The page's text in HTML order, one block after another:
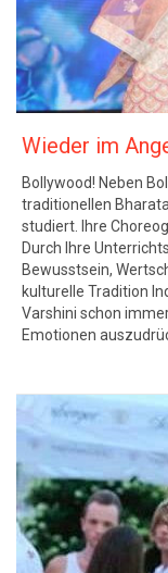
Wieder im
Bollywood! Neben
traditionellen
studiert. Ihre
Durch Ihre
Bewusstsein,
kulturelle Tradition
Varshini schon
Emotionen